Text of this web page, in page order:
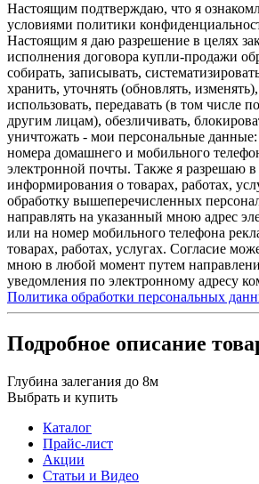
Настоящим подтверждаю, что я
условиями политики
Настоящим я даю разрешение в целях
исполнения договора купли-продажи
собирать, записывать,
хранить, уточнять (обновлять,
использовать, передавать (в том числе
другим лицам), обезличивать,
уничтожать - мои персональные
номера домашнего и мобильного
электронной почты. Также я разрешаю в
информирования о товарах, работах,
обработку вышеперечисленных
направлять на указанный мною адрес
или на номер мобильного телефона
товарах, работах, услугах. Согласие
мною в любой момент путем
уведомления по электронному адресу
Политика обработки персональных
Подробное описание
Глубина залегания до 8м
Выбрать и купить
Каталог
Прайс-лист
Акции
Статьи и Видео